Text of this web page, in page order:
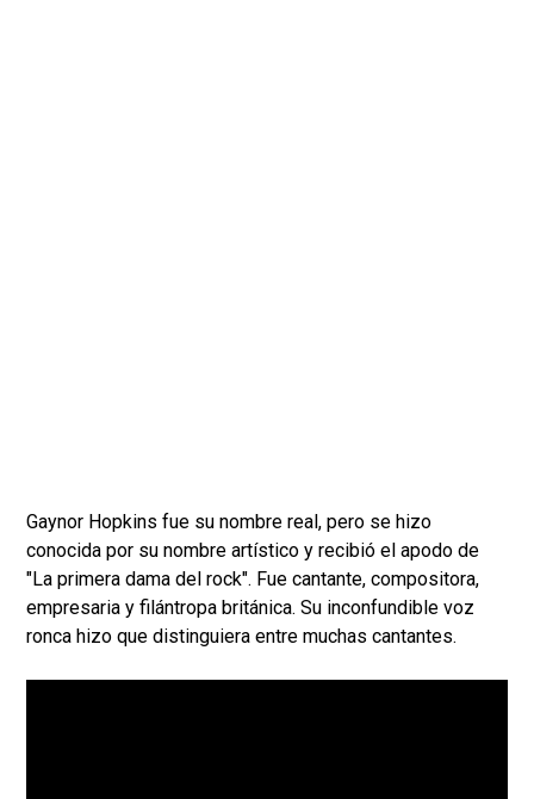
Gaynor Hopkins fue su nombre real, pero se hizo
conocida por su nombre artístico y recibió el apodo de
"La primera dama del rock". Fue cantante, compositora,
empresaria y filántropa británica. Su inconfundible voz
ronca hizo que distinguiera entre muchas cantantes.